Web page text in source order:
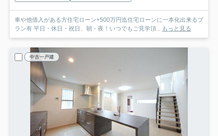
車や他借入がある方住宅ローン+500万円迄住宅ローンに一本化出来るプ
ラン有 平日・休日・祝日、朝・夜！いつでもご見学頂... もっと見る
中古一戸建